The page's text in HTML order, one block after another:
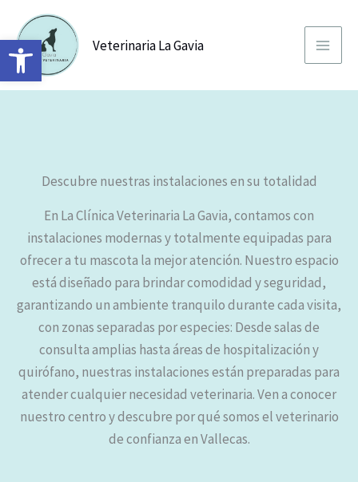
Abrir barra de herramientas
contenido
Veterinaria La Gavia
Descubre nuestras instalaciones en su totalidad
En La Clínica Veterinaria La Gavia, contamos con
instalaciones modernas y totalmente equipadas para
ofrecer a tu mascota la mejor atención. Nuestro espacio
está diseñado para brindar comodidad y seguridad,
garantizando un ambiente tranquilo durante cada visita,
con zonas separadas por especies: Desde salas de
consulta amplias hasta áreas de hospitalización y
quirófano, nuestras instalaciones están preparadas para
atender cualquier necesidad veterinaria. Ven a conocer
nuestro centro y descubre por qué somos el veterinario
de confianza en Vallecas.